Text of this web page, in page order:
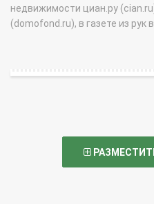
недвижимости циан.ру
(domofond.ru), в газете из рук